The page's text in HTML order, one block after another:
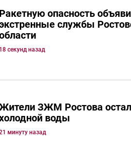
Ракетную опасность
службы
18 секунд назад
ЗЖМ Ростова
воды
минуту назад